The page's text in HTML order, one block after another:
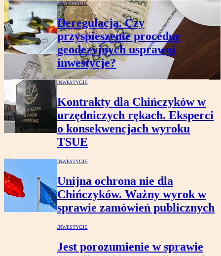
INWESTYCJE
Deregulacja. Czy
przyspieszenie procedur
geodezyjnych usprawni
inwestycje?
INWESTYCJE
Kontrakty dla Chińczyków w
urzędniczych rękach. Eksperci
o konsekwencjach wyroku
TSUE
INWESTYCJE
Unijna ochrona nie dla
Chińczyków. Ważny wyrok w
sprawie zamówień publicznych
INWESTYCJE
Jest porozumienie w sprawie